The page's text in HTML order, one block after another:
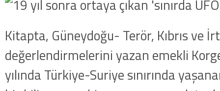
Kitapta, Güneydoğu- Terör, Kıbrıs ve
değerlendirmelerini yazan emekli
yılında Türkiye-Suriye sınırında